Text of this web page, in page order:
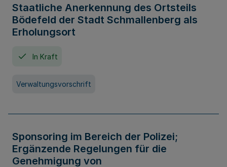
Staatliche Anerkennung des Ortsteils
Bödefeld der Stadt Schmallenberg als
Erholungsort
In Kraft
Verwaltungsvorschrift
Sponsoring im Bereich der Polizei;
Ergänzende Regelungen für die
Genehmigung von